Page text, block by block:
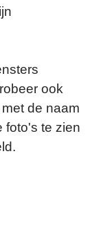
ook
de naam
foto's te zien